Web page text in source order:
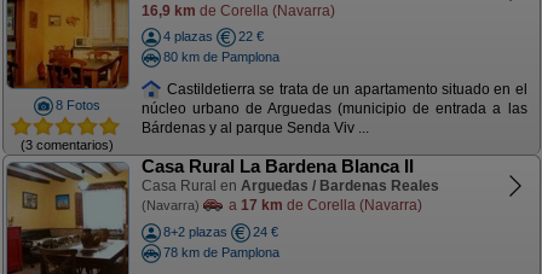
8 Fotos
(3 comentarios)
16,9 km de Corella (Navarra)
4 plazas
22 €
80 km de Pamplona
Castildetierra se trata de un apartamento situado en el
núcleo urbano de Arguedas (municipio de entrada a las
Bárdenas y al parque Senda Viv ...
Casa Rural La Bardena Blanca II
Casa Rural en Arguedas / Bardenas Reales
(Navarra) a 17 km de Corella (Navarra)
8+2 plazas
24 €
78 km de Pamplona